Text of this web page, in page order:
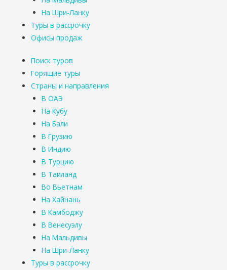
На Шри-Ланку
Туры в рассрочку
Офисы продаж
Поиск туров
Горящие туры
Страны и направления
В ОАЭ
На Кубу
На Бали
В Грузию
В Индию
В Турцию
В Таиланд
Во Вьетнам
На Хайнань
В Камбоджу
В Венесуэлу
На Мальдивы
На Шри-Ланку
Туры в рассрочку